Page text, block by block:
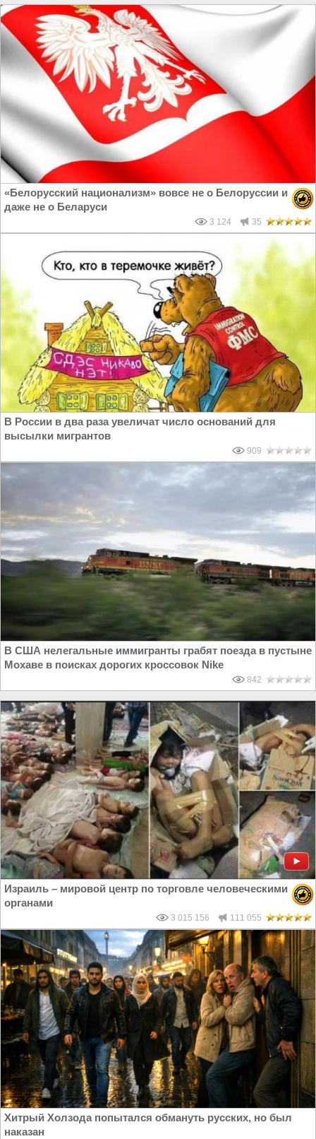
«Белорусский национализм» вовсе не о Белоруссии и
даже не о Беларуси
3 124 35
В России в два раза увеличат число оснований для
высылки мигрантов
909
В США нелегальные иммигранты грабят поезда в пустыне
Мохаве в поисках дорогих кроссовок Nike
842
Израиль – мировой центр по торговле человеческими
органами
3 015 156 111 055
Хитрый Холзода попытался обмануть русских, но был
наказан